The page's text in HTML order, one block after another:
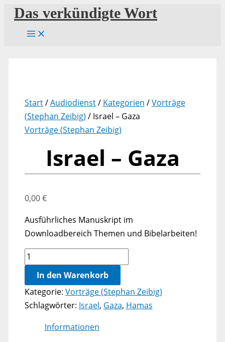
Zum
Inhalt
springen
Das verkündigte Wort
Start/Audiodienst/ Kategorien /Vorträge
(Stephan Zeibig) / Israel – Gaza
Vorträge (Stephan Zeibig)
Israel – Gaza
0,00€
Ausführliches Manuskript im
Downloadbereich Themen und Bibelarbeiten!
Israel
-
Gaza
Menge
In den Warenkorb
Kategorie: Vorträge (Stephan Zeibig)
Schlagwörter: Israel, Gaza, Hamas
Informationen